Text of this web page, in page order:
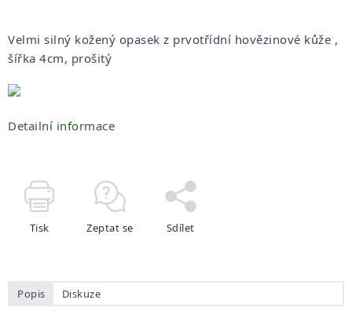
Velmi silný kožený opasek z prvotřídní hovězinové kůže ,
šířka 4cm, prošitý
Detailní informace
Tisk Zeptat se Sdílet
Popis Diskuze